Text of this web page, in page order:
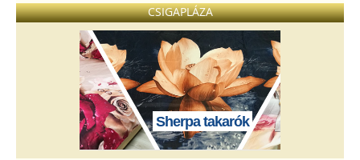
CSIGAPLÁZA
Sherpa takarók